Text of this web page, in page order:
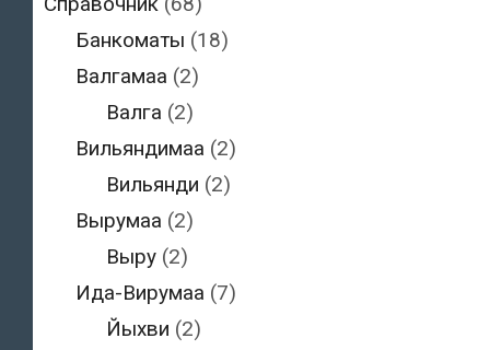
Банкоматы (18)
Валгамаа (2)
Валга (2)
Вильяндимаа (2)
Вильянди (2)
Вырумаа (2)
Выру (2)
Ида-Вирумаа (7)
Йыхви (2)